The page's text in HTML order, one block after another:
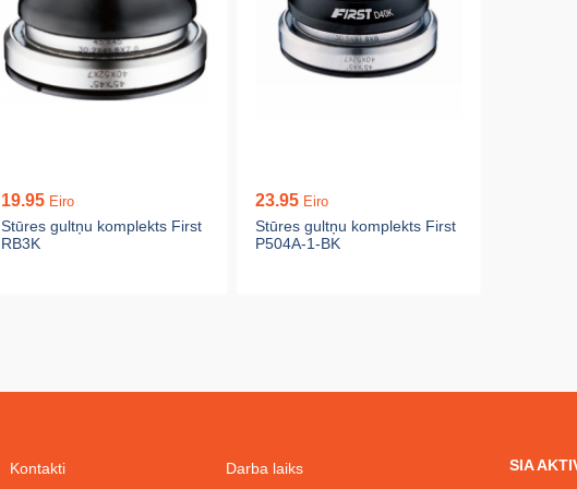
19.95 Eiro
Stūres gultņu komplekts First
RB3K
23.95 Eiro
Stūres gultņu komplekts First
P504A-1-BK
Kontakti Darba laiks
SIA